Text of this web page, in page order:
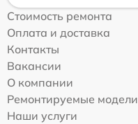
Стоимость ремонта
Оплата и доставка
Контакты
Вакансии
О компании
Ремонтируемые модели
Наши услуги